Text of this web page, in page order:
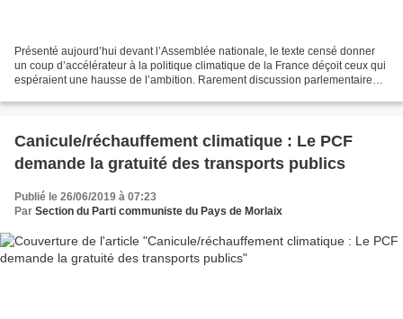
Présenté aujourd’hui devant l’Assemblée nationale, le texte censé donner
un coup d’accélérateur à la politique climatique de la France déçoit ceux qui
espéraient une hausse de l’ambition. Rarement discussion parlementaire
Canicule/réchauffement climatique : Le PCF
demande la gratuité des transports publics
Publié le 26/06/2019 à 07:23
Par Section du Parti communiste du Pays de Morlaix